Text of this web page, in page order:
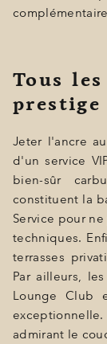
Tous
prestige
Jeter l'ancre
d'un service
bien-sûr
constituent la
Service pour
techniques.
terrasses
Par ailleurs,
Lounge Club
admirant le